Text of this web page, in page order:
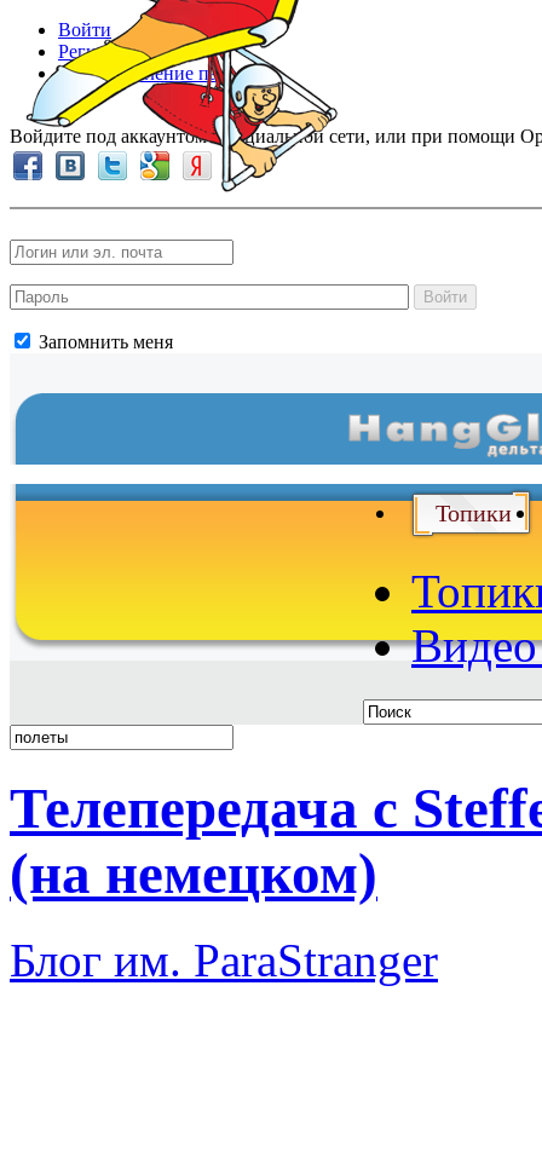
Войти
Регистрация
Восстановление пароля
Войдите под аккаунтом в социальной сети, или при помощи
Войти
Запомнить меня
Войти
Топики
Телепередача с
(на немецком)
Блог им. ParaStranger